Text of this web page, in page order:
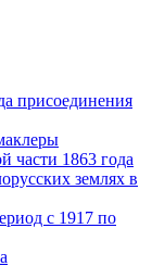
присоединения
части 1863 года
землях в
с 1917 по